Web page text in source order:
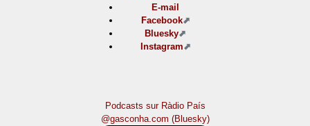
E-mail
Facebook
Bluesky
Instagram
Podcasts sur Ràdio País
@gasconha.com (Bluesky)